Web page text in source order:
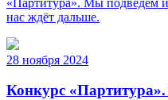
нас ждëт дальше.
28 ноября 2024
Конкурс «Партитура».